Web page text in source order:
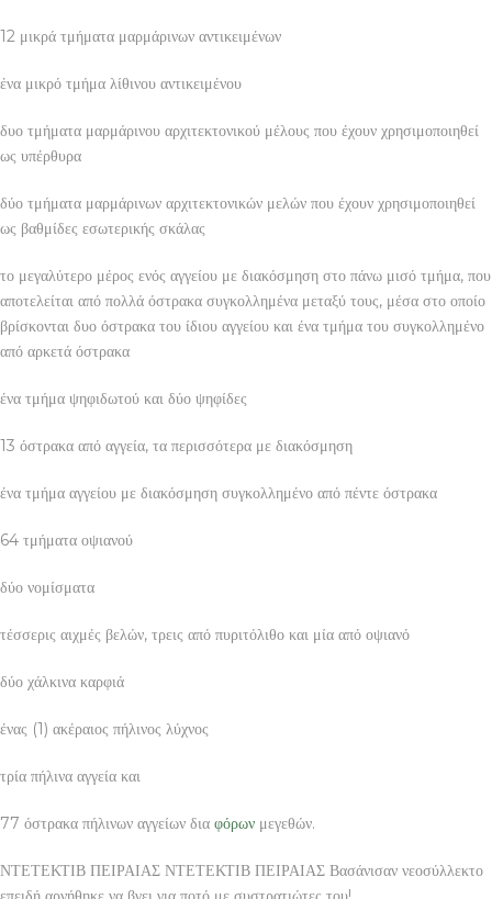
12 μικρά τμήματα μαρμάρινων αντικειμένων
ένα μικρό τμήμα λίθινου αντικειμένου
δυο τμήματα μαρμάρινου αρχιτεκτονικού μέλους που έχουν χρησιμοποιηθεί
ως υπέρθυρα
δύο τμήματα μαρμάρινων αρχιτεκτονικών μελών που έχουν χρησιμοποιηθεί
ως βαθμίδες εσωτερικής σκάλας
το μεγαλύτερο μέρος ενός αγγείου με διακόσμηση στο πάνω μισό τμήμα, που
αποτελείται από πολλά όστρακα συγκολλημένα μεταξύ τους, μέσα στο οποίο
βρίσκονται δυο όστρακα του ίδιου αγγείου και ένα τμήμα του συγκολλημένο
από αρκετά όστρακα
ένα τμήμα ψηφιδωτού και δύο ψηφίδες
13 όστρακα από αγγεία, τα περισσότερα με διακόσμηση
ένα τμήμα αγγείου με διακόσμηση συγκολλημένο από πέντε όστρακα
64 τμήματα οψιανού
δύο νομίσματα
τέσσερις αιχμές βελών, τρεις από πυριτόλιθο και μία από οψιανό
δύο χάλκινα καρφιά
ένας (1) ακέραιος πήλινος λύχνος
τρία πήλινα αγγεία και
77 όστρακα πήλινων αγγείων δια φόρων μεγεθών.
ΝΤΕΤΕΚΤΙΒ ΠΕΙΡΑΙΑΣ ΝΤΕΤΕΚΤΙΒ ΠΕΙΡΑΙΑΣ Βασάνισαν νεοσύλλεκτο